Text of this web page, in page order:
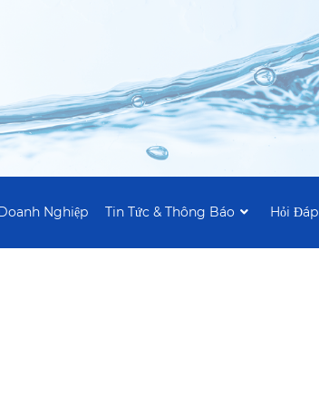
Nghiệp Tin Tức & Thông Báo Hỏi Đáp